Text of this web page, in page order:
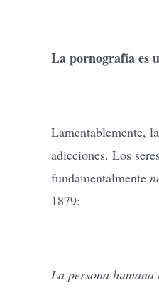
La pornografía es
Lamentablemente,
adicciones. Los
fundamentalmente
1879:
La persona